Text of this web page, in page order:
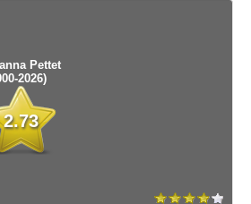
Pettet
2026)
2.73